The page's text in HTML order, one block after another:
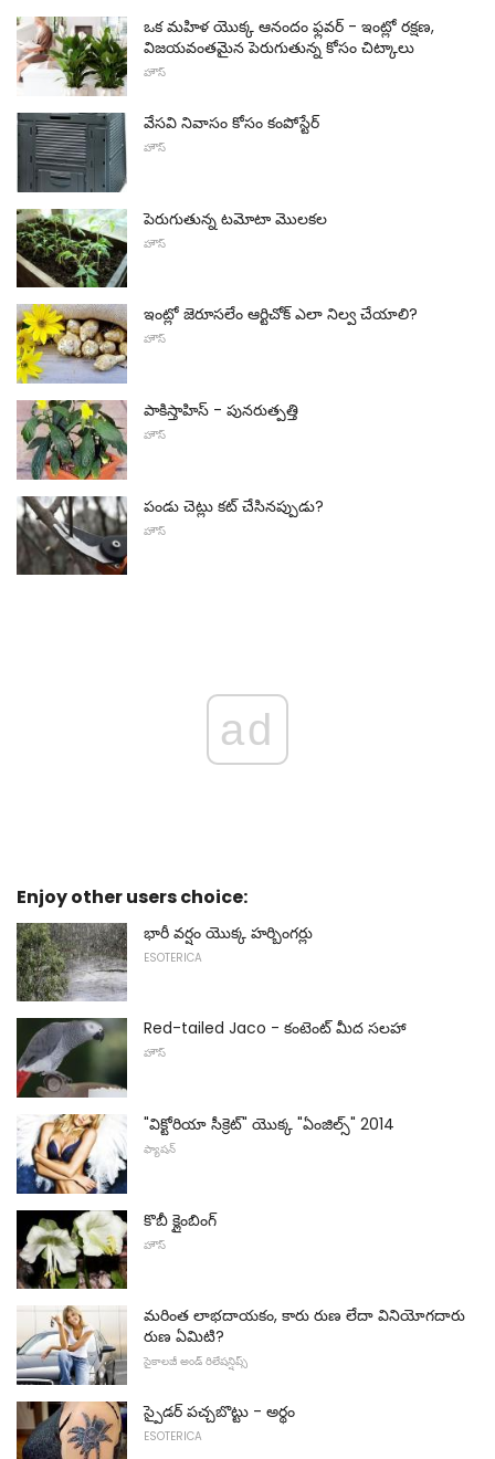
ఒక మహిళ యొక్క ఆనందం ఫ్లవర్ - ఇంట్లో రక్షణ,
విజయవంతమైన పెరుగుతున్న కోసం చిట్కాలు
హౌస్
వేసవి నివాసం కోసం కంపోస్టేర్
హౌస్
పెరుగుతున్న టమోటా మొలకల
హౌస్
ఇంట్లో జెరూసలేం ఆర్టిచోక్ ఎలా నిల్వ చేయాలి?
హౌస్
పాకిస్తాహిస్ - పునరుత్పత్తి
హౌస్
పండు చెట్లు కట్ చేసినప్పుడు?
హౌస్
ad
Enjoy other users choice:
భారీ వర్షం యొక్క హర్బింగర్లు
ESOTERICA
Red-tailed Jaco - కంటెంట్ మీద సలహా
హౌస్
"విక్టోరియా సీక్రెట్" యొక్క "ఏంజిల్స్" 2014
ఫ్యాషన్
కొబీ క్లైంబింగ్
హౌస్
మరింత లాభదాయకం, కారు రుణ లేదా వినియోగదారు
రుణ ఏమిటి?
సైకాలజీ అండ్ రిలేషన్షిప్స్
స్పైడర్ పచ్చబొట్టు - అర్థం
ESOTERICA